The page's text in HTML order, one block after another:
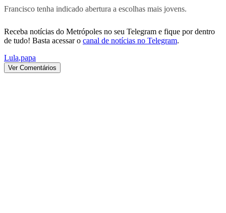
Francisco tenha indicado abertura a escolhas mais jovens.
Receba notícias do Metrópoles no seu Telegram e fique por dentro
de tudo! Basta acessar o canal de notícias no Telegram.
Lula,papa
Ver Comentários